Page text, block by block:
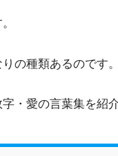
の種類あるのです。
・愛の言葉集を紹